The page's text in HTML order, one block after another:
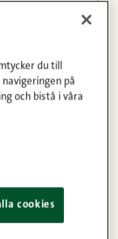
du till
på
och bistå i våra
cookies